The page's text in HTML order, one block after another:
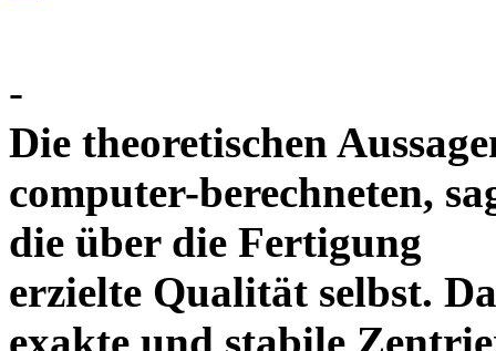
-
Die theoretischen
computer-berechneten,
die über die Fertigung
erzielte Qualität selbst.
exakte und stabile